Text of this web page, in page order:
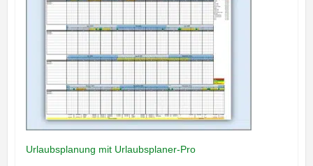
Urlaubsplanung mit Urlaubsplaner-Pro